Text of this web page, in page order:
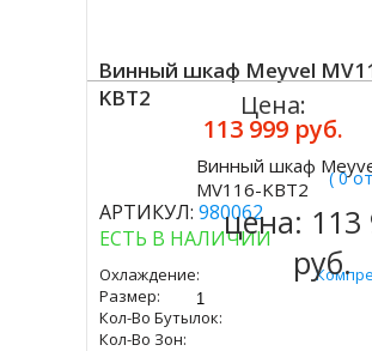
Винный шкаф Meyvel
KBT2
( 0
АРТИКУЛ: 980062
ЕСТЬ В НАЛИЧИИ
Охлаждение:
Размер:
1397
Кол-Во Бутылок:
Кол-Во Зон:
Цена:
113 999 руб.
Винный шкаф
MV116-KBT2
цена: 113
руб.